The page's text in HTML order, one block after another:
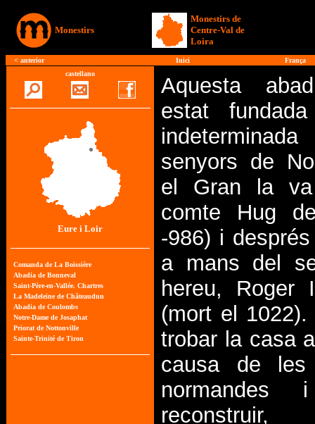
Monestirs
Monestirs de
Centre-Val de
Loira
< anterior Inici
França
castellano
Eure i Loir
Aquesta
estat
senyors de
el Gran la
comte Hug
-986) i
a mans del
hereu, Roger
(mort el
trobar la casa
causa de les